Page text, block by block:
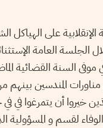
على الهياكل
الجلسة العامة
السنة القضائية
المندسين بينهم
خيروا أن يتمرغوا في
لقسم و المسؤولية